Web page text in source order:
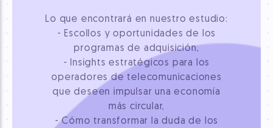
Lo que encontrará en nuestro estudio:
- Escollos y oportunidades de los
programas de adquisición,
- Insights estratégicos para los
operadores de telecomunicaciones
que deseen impulsar una economía
más circular,
- Cómo transformar la duda de los